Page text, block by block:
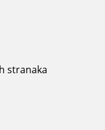
stranaka